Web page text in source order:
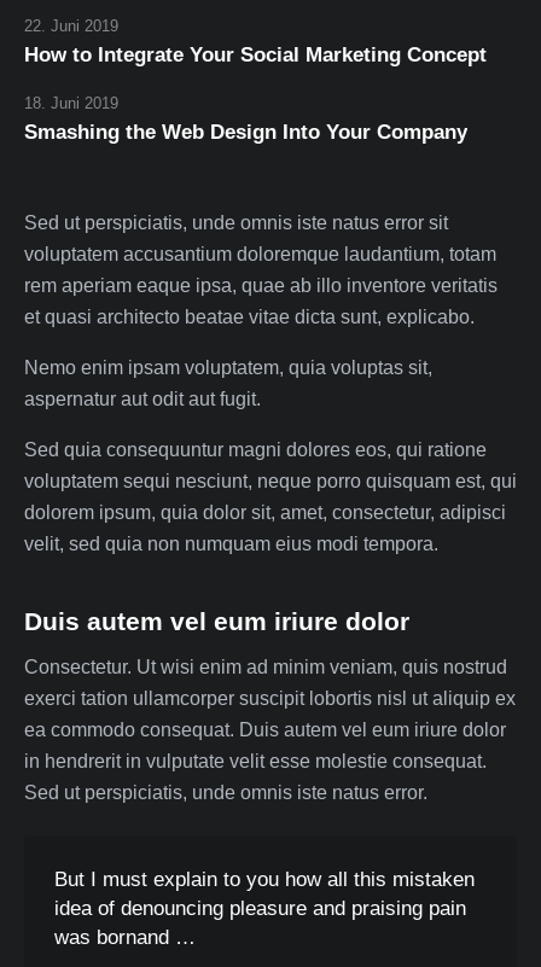
22. Juni 2019
How to Integrate Your Social Marketing Concept
18. Juni 2019
Smashing the Web Design Into Your Company
Sed ut perspiciatis, unde omnis iste natus error sit
voluptatem accusantium doloremque laudantium, totam
rem aperiam eaque ipsa, quae ab illo inventore veritatis
et quasi architecto beatae vitae dicta sunt, explicabo.
Nemo enim ipsam voluptatem, quia voluptas sit,
aspernatur aut odit aut fugit.
Sed quia consequuntur magni dolores eos, qui ratione
voluptatem sequi nesciunt, neque porro quisquam est, qui
dolorem ipsum, quia dolor sit, amet, consectetur, adipisci
velit, sed quia non numquam eius modi tempora.
Duis autem vel eum iriure dolor
Consectetur. Ut wisi enim ad minim veniam, quis nostrud
exerci tation ullamcorper suscipit lobortis nisl ut aliquip ex
ea commodo consequat. Duis autem vel eum iriure dolor
in hendrerit in vulputate velit esse molestie consequat.
Sed ut perspiciatis, unde omnis iste natus error.
But I must explain to you how all this mistaken
idea of denouncing pleasure and praising pain
was bornand …